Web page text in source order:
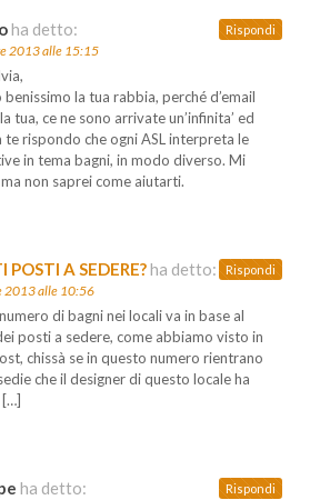
ha detto:
2013 alle 15:15
benissimo la tua rabbia, perché d’email
tua, ce ne sono arrivate un’infinita’ ed
te rispondo che ogni ASL interpreta le
in tema bagni, in modo diverso. Mi
non saprei come aiutarti.
Rispondi
POSTI A SEDERE?ha detto:
2013 alle 10:56
di bagni nei locali va in base al
posti a sedere, come abbiamo visto in
chissà se in questo numero rientrano
che il designer di questo locale ha
Rispondi
ha detto: Rispondi